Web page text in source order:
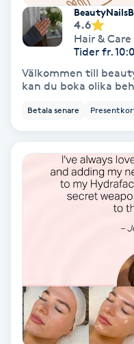
Hypnos
Hårborttagning
Hårbottenbehandling
Hårförlängning
Idrottsmassage
IPL
4.6
Hair &
Tider fr.
Välkommen till
kan du boka olika
Betala senare